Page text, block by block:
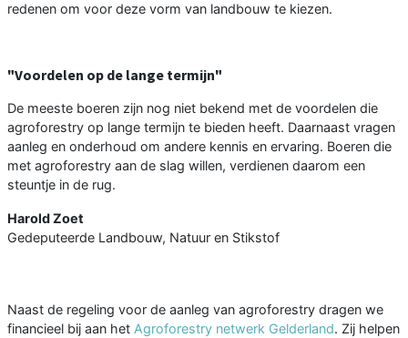
redenen om voor deze vorm van landbouw te kiezen.
"Voordelen op de lange termijn"
De meeste boeren zijn nog niet bekend met de voordelen die
agroforestry op lange termijn te bieden heeft. Daarnaast vragen
aanleg en onderhoud om andere kennis en ervaring. Boeren die
met agroforestry aan de slag willen, verdienen daarom een
steuntje in de rug.
Harold Zoet
Gedeputeerde Landbouw, Natuur en Stikstof
Naast de regeling voor de aanleg van agroforestry dragen we
financieel bij aan het Agroforestry netwerk Gelderland. Zij helpen